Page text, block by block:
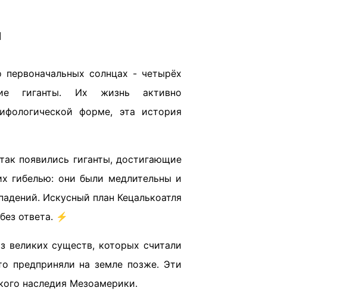
солнцах - четырёх
гиганты. Их жизнь активно
форме, эта история
появились гиганты, достигающие
гибелью: они были медлительны и
Искусный план Кецалькоатля
ответа. ⚡
великих существ, которых считали
предприняли на земле позже. Эти
наследия Мезоамерики.